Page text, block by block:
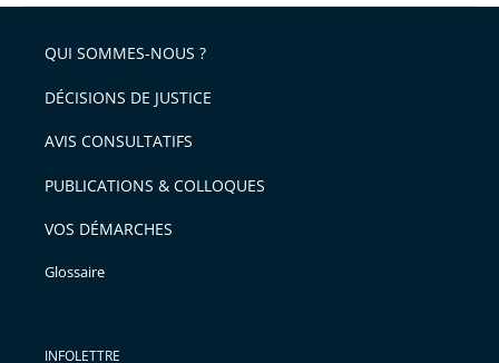
QUI SOMMES-NOUS ?
DÉCISIONS DE JUSTICE
AVIS CONSULTATIFS
PUBLICATIONS & COLLOQUES
VOS DÉMARCHES
Glossaire
INFOLETTRE